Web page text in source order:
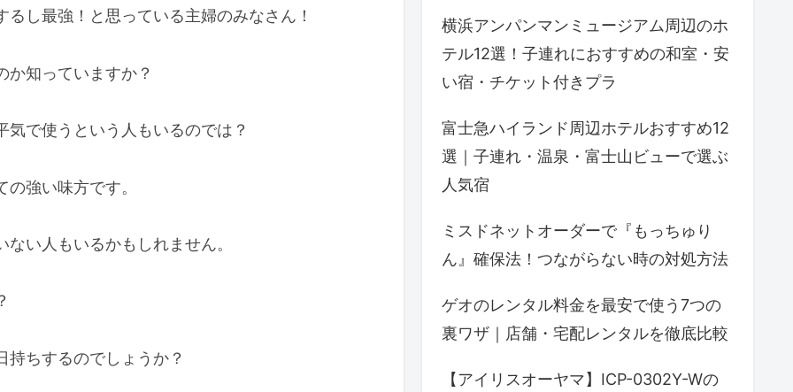
し最強！と思っている主婦のみなさん！
か知っていますか？
で使うという人もいるのでは？
強い味方です。
い人もいるかもしれません。
ちするのでしょうか？
横浜アンパンマンミュージアム周辺のホ
テル12選！子連れにおすすめの和室・安
い宿・チケット付きプラ
富士急ハイランド周辺ホテルおすすめ12
選｜子連れ・温泉・富士山ビューで選ぶ
人気宿
ミスドネットオーダーで『もっちゅり
ん』確保法！つながらない時の対処方法
ゲオのレンタル料金を最安で使う7つの
裏ワザ｜店舗・宅配レンタルを徹底比較
【アイリスオーヤマ】ICP-0302Y-Wの